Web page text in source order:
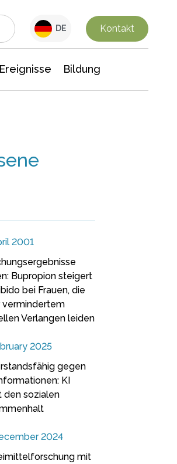
DE Kontakt
Bildung
2001
Bupropion steigert
bei Frauen, die
vermindertem
Verlangen leiden
2025
gegen
KI
den sozialen
2024
mit